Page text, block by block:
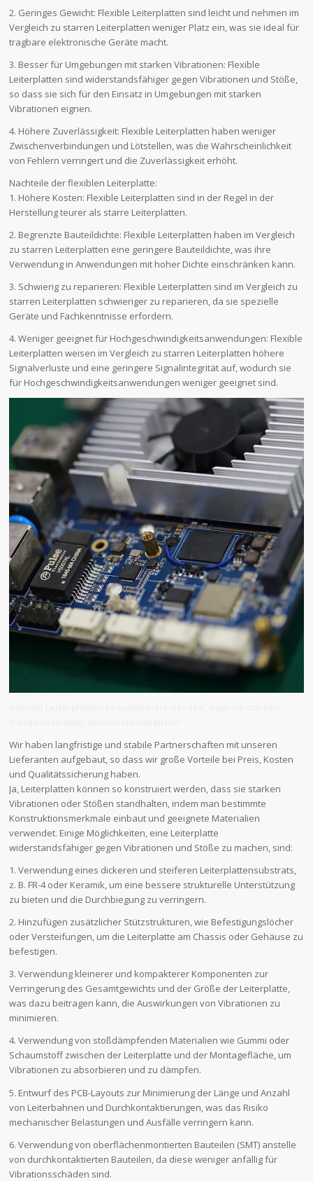
2. Geringes Gewicht: Flexible Leiterplatten sind leicht und nehmen im
Vergleich zu starren Leiterplatten weniger Platz ein, was sie ideal für
tragbare elektronische Geräte macht.
3. Besser für Umgebungen mit starken Vibrationen: Flexible
Leiterplatten sind widerstandsfähiger gegen Vibrationen und Stöße,
so dass sie sich für den Einsatz in Umgebungen mit starken
Vibrationen eignen.
4. Höhere Zuverlässigkeit: Flexible Leiterplatten haben weniger
Zwischenverbindungen und Lötstellen, was die Wahrscheinlichkeit
von Fehlern verringert und die Zuverlässigkeit erhöht.
Nachteile der flexiblen Leiterplatte:
1. Höhere Kosten: Flexible Leiterplatten sind in der Regel in der
Herstellung teurer als starre Leiterplatten.
2. Begrenzte Bauteildichte: Flexible Leiterplatten haben im Vergleich
zu starren Leiterplatten eine geringere Bauteildichte, was ihre
Verwendung in Anwendungen mit hoher Dichte einschränken kann.
3. Schwierig zu reparieren: Flexible Leiterplatten sind im Vergleich zu
starren Leiterplatten schwieriger zu reparieren, da sie spezielle
Geräte und Fachkenntnisse erfordern.
4. Weniger geeignet für Hochgeschwindigkeitsanwendungen: Flexible
Leiterplatten weisen im Vergleich zu starren Leiterplatten höhere
Signalverluste und eine geringere Signalintegrität auf, wodurch sie
für Hochgeschwindigkeitsanwendungen weniger geeignet sind.
Wir haben langfristige und stabile Partnerschaften mit unseren
Lieferanten aufgebaut, so dass wir große Vorteile bei Preis, Kosten
und Qualitätssicherung haben.
Ja, Leiterplatten können so konstruiert werden, dass sie starken
Vibrationen oder Stößen standhalten, indem man bestimmte
Konstruktionsmerkmale einbaut und geeignete Materialien
verwendet. Einige Möglichkeiten, eine Leiterplatte
widerstandsfähiger gegen Vibrationen und Stöße zu machen, sind:
1. Verwendung eines dickeren und steiferen Leiterplattensubstrats,
z. B. FR-4 oder Keramik, um eine bessere strukturelle Unterstützung
zu bieten und die Durchbiegung zu verringern.
2. Hinzufügen zusätzlicher Stützstrukturen, wie Befestigungslöcher
oder Versteifungen, um die Leiterplatte am Chassis oder Gehäuse zu
befestigen.
3. Verwendung kleinerer und kompakterer Komponenten zur
Verringerung des Gesamtgewichts und der Größe der Leiterplatte,
was dazu beitragen kann, die Auswirkungen von Vibrationen zu
minimieren.
4. Verwendung von stoßdämpfenden Materialien wie Gummi oder
Schaumstoff zwischen der Leiterplatte und der Montagefläche, um
Vibrationen zu absorbieren und zu dämpfen.
5. Entwurf des PCB-Layouts zur Minimierung der Länge und Anzahl
von Leiterbahnen und Durchkontaktierungen, was das Risiko
mechanischer Belastungen und Ausfälle verringern kann.
6. Verwendung von oberflächenmontierten Bauteilen (SMT) anstelle
von durchkontaktierten Bauteilen, da diese weniger anfällig für
Vibrationsschäden sind.